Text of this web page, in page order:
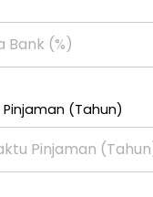
mall, Plaza
Batik Shopping Center
Jepang & Jerman
Jual/Sewa Apartemen
hubungi saya, Saya
(Tahun)